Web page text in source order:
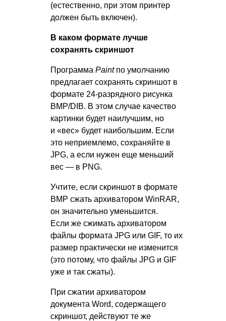
(естественно, при этом принтер
должен быть включен).
В каком формате лучше
сохранять скриншот
Программа Paintпо умолчанию
предлагает сохранять скриншот в
формате 24-разрядного рисунка
BMP/DIB. В этом случае качество
картинки будет наилучшим, но
и «вес» будет наибольшим. Если
это неприемлемо, сохраняйте в
JPG, а если нужен еще меньший
вес — в PNG.
Учтите, если скриншот в формате
BMP сжать архиватором WinRAR,
он значительно уменьшится.
Если же сжимать архиватором
файлы формата JPG или GIF, то их
размер практически не изменится
(это потому, что файлы JPG и GIF
уже и так сжаты).
При сжатии архиватором
документа Word, содержащего
скриншот, действуют те же